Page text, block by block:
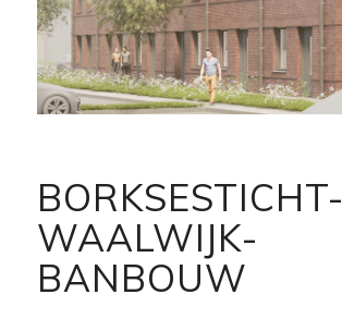
BORKSESTICHT-
WAALWIJK-
BANBOUW